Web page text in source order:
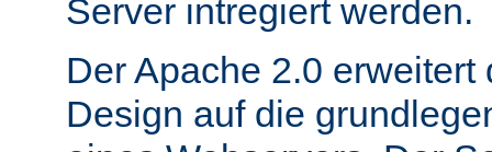
Server intregiert werden.
Der Apache 2.0
Design auf die